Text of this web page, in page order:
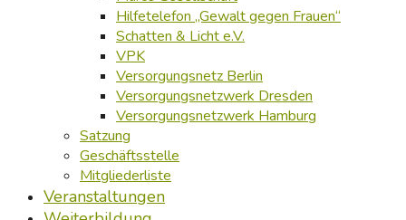
Hilfetelefon „Gewalt gegen Frauen“
Schatten & Licht e.V.
VPK
Versorgungsnetz Berlin
Versorgungsnetzwerk Dresden
Versorgungsnetzwerk Hamburg
Satzung
Geschäftsstelle
Mitgliederliste
Veranstaltungen